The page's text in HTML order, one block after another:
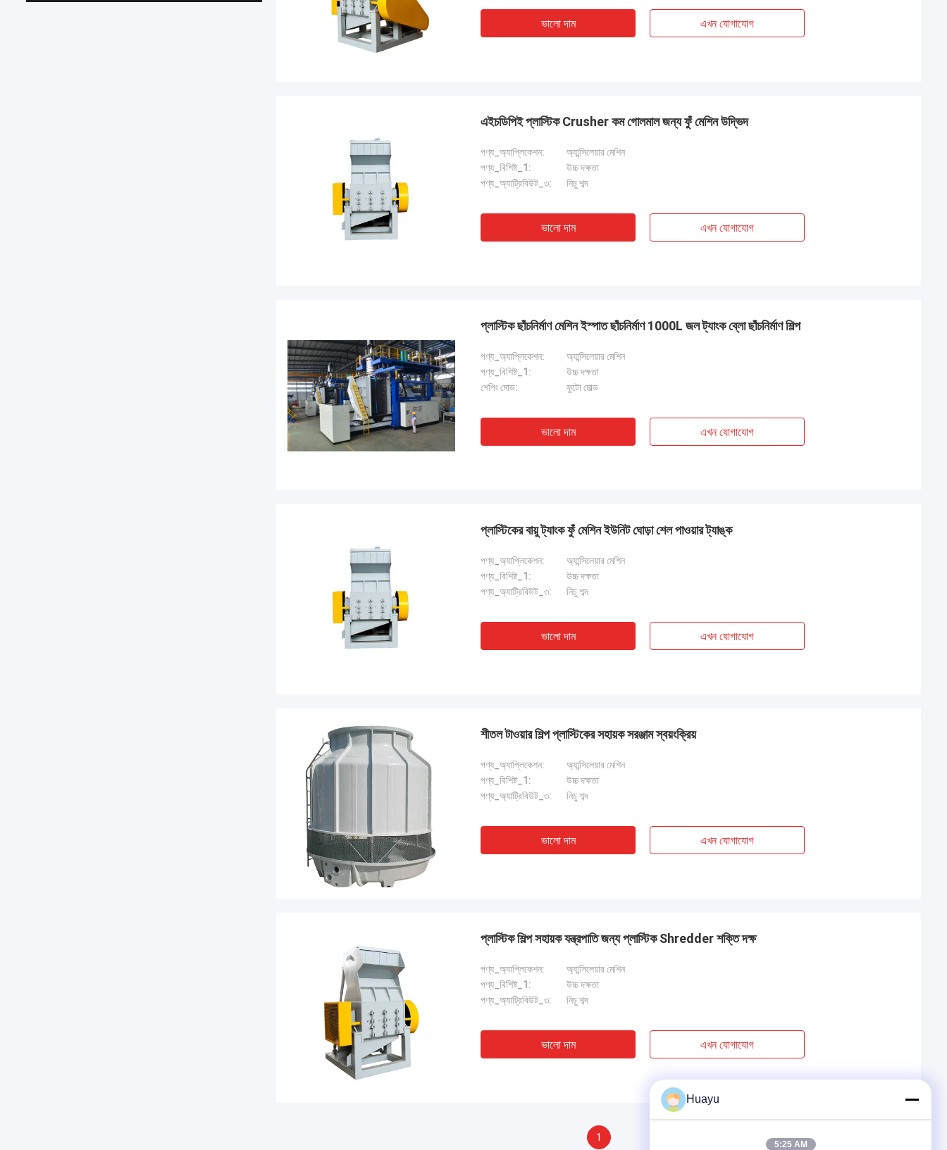
ভালো দাম এখন যোগাযোগ
এইচডিপিই প্লাস্টিক Crusher কম গোলমাল জন্য ফুঁ মেশিন উদ্ভিদ
পণ্য_অ্যাপ্লিকেশন:
অ্যান্সিলেয়ার মেশিন
পণ্য_বিশিষ্ট_1:
উচ্চ দক্ষতা
পণ্য_অ্যাট্রিবিউট_৩:
নিচু শব্দ
ভালো দাম এখন যোগাযোগ
প্লাস্টিক ছাঁচনির্মাণ মেশিন ইস্পাত ছাঁচনির্মাণ 1000L জল ট্যাংক ব্লো ছাঁচনির্মাণ শিল্প
পণ্য_অ্যাপ্লিকেশন:
অ্যান্সিলেয়ার মেশিন
পণ্য_বিশিষ্ট_1:
উচ্চ দক্ষতা
শেপিং মোড:
ফুটো মোল্ড
ভালো দাম এখন যোগাযোগ
প্লাস্টিকের বায়ু ট্যাংক ফুঁ মেশিন ইউনিট ঘোড়া শেল পাওয়ার ট্যাঙ্ক
পণ্য_অ্যাপ্লিকেশন:
অ্যান্সিলেয়ার মেশিন
পণ্য_বিশিষ্ট_1:
উচ্চ দক্ষতা
পণ্য_অ্যাট্রিবিউট_৩:
নিচু শব্দ
ভালো দাম এখন যোগাযোগ
শীতল টাওয়ার শিল্প প্লাস্টিকের সহায়ক সরঞ্জাম স্বয়ংক্রিয়
পণ্য_অ্যাপ্লিকেশন:
অ্যান্সিলেয়ার মেশিন
পণ্য_বিশিষ্ট_1:
উচ্চ দক্ষতা
পণ্য_অ্যাট্রিবিউট_৩:
নিচু শব্দ
ভালো দাম এখন যোগাযোগ
প্লাস্টিক শিল্প সহায়ক যন্ত্রপাতি জন্য প্লাস্টিক Shredder শক্তি দক্ষ
পণ্য_অ্যাপ্লিকেশন:
অ্যান্সিলেয়ার মেশিন
পণ্য_বিশিষ্ট_1:
উচ্চ দক্ষতা
পণ্য_অ্যাট্রিবিউট_৩:
নিচু শব্দ
ভালো দাম এখন যোগাযোগ
1
Huayu
5:25 AM